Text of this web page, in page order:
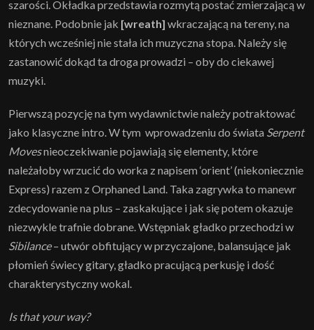
szarości. Okładka przedstawia rozmytą postać zmierzającą w
nieznane. Podobnie jak [wreath] wkraczającą na tereny, na
których wcześniej nie stała ich muzyczna stopa. Należy się
zastanowić dokąd ta droga prowadzi – oby do ciekawej
muzyki.
Pierwszą pozycję na tym wydawnictwie należy potraktować
jako klasyczne intro. W tym wprowadzeniu do świata Serpent
Movesnieoczekiwanie pojawiają się elementy, które
należałoby wrzucić do worka z napisem ‘orient’ (niekoniecznie
Express) razem z Orphaned Land. Taka zagrywka to manewr
zdecydowanie na plus – zaskakujące i jak się potem okazuje
niezwykle trafnie dobrane. Wstępniak gładko przechodzi w
Sibilance– utwór obfitujący w przyczajone, balansujące jak
płomień świecy gitary, gładko pracującą perkusję i dość
charakterystyczny wokal.
Is that your way?